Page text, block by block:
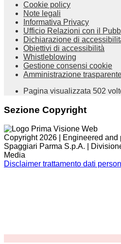
Cookie policy
Note legali
Informativa Privacy
Ufficio Relazioni con il
Dichiarazione di
Obiettivi di accessibilità
Whistleblowing
Gestione consensi cookie
Amministrazione
Pagina visualizzata 502
Sezione Copyright
Copyright 2026 | Engineered and
Spaggiari Parma S.p.A. |
Media
Disclaimer trattamento dati